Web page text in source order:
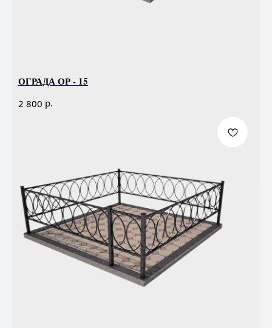
ОГРАДА ОР - 15
2 800 р.